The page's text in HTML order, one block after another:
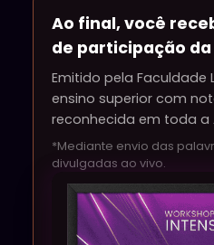
Ao final, você
de participação da
Emitido pela Faculdade
ensino superior com
reconhecida em toda a
*Mediante envio das
divulgadas ao vivo.